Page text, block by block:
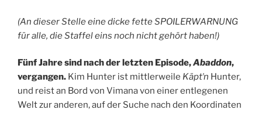
(An dieser Stelle eine dicke fette SPOILERWARNUNG
für alle, die Staffel eins noch nicht gehört haben!)
Fünf Jahre sind nach der letzten Episode,Abaddon,
vergangen. Kim Hunter ist mittlerweile Käptʼn Hunter,
und reist an Bord von Vimana von einer entlegenen
Welt zur anderen, auf der Suche nach den Koordinaten